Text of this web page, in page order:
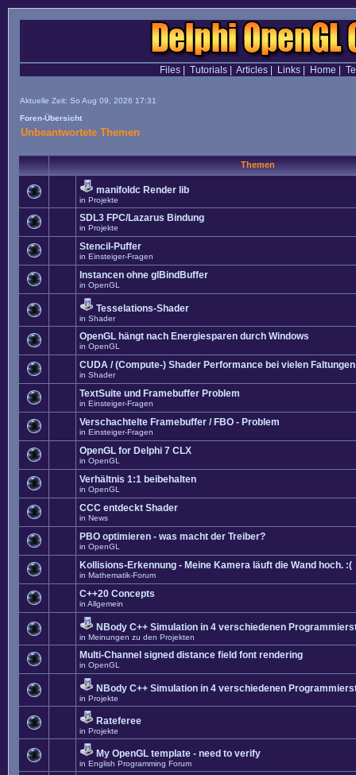
Files| Tutorials| Articles| Links| Home
Aktuelle Zeit: So Aug 09, 2026 17:31
Foren-Übersicht
Unbeantwortete Themen
Themen
manifoldc Render lib
in Projekte
SDL3 FPC/Lazarus Bindung
in Projekte
Stencil-Puffer
in Einsteiger-Fragen
Instancen ohne glBindBuffer
in OpenGL
Tesselations-Shader
in Shader
OpenGL hängt nach Energiesparen durch Windows
in OpenGL
CUDA / (Compute-) Shader Performance bei vielen Faltungen
in Shader
TextSuite und Framebuffer Problem
in Einsteiger-Fragen
Verschachtelte Framebuffer / FBO - Problem
in Einsteiger-Fragen
OpenGL for Delphi 7 CLX
in OpenGL
Verhältnis 1:1 beibehalten
in OpenGL
CCC entdeckt Shader
in News
PBO optimieren - was macht der Treiber?
in OpenGL
Kollisions-Erkennung - Meine Kamera läuft die Wand hoch. :(
in Mathematik-Forum
C++20 Concepts
in Allgemein
NBody C++ Simulation in 4 verschiedenen
in Meinungen zu den Projekten
Multi-Channel signed distance field font rendering
in OpenGL
NBody C++ Simulation in 4 verschiedenen
in Projekte
Rateferee
in Projekte
My OpenGL template - need to verify
in English Programming Forum